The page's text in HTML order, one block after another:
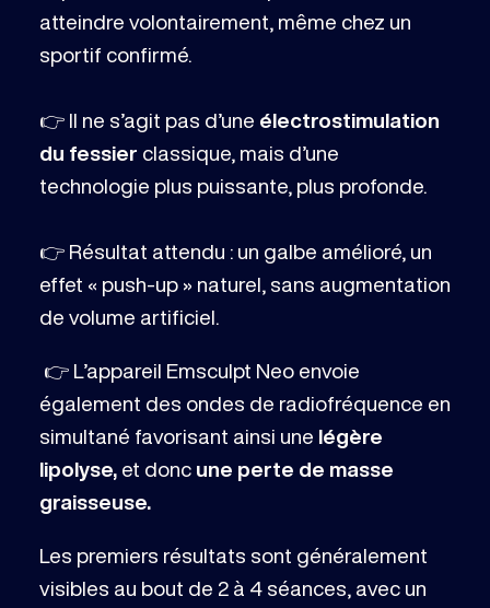
atteindre volontairement, même chez un
sportif confirmé.
👉 Il ne s’agit pas d’une électrostimulation
du fessier classique, mais d’une
technologie plus puissante, plus profonde.
👉 Résultat attendu : un galbe amélioré, un
effet « push-up » naturel, sans augmentation
de volume artificiel.
👉 L’appareil Emsculpt Neo envoie
également des ondes de radiofréquence en
simultané favorisant ainsi une légère
lipolyse, et donc une perte de masse
graisseuse.
Les premiers résultats sont généralement
visibles au bout de 2 à 4 séances, avec un